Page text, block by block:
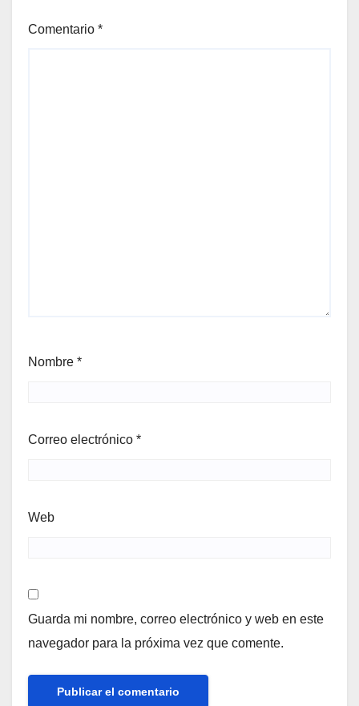
Comentario *
Nombre *
Correo electrónico *
Web
Guarda mi nombre, correo electrónico y web en este
navegador para la próxima vez que comente.